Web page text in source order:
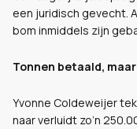
een juridisch gevecht.
bom inmiddels zijn
Tonnen betaald,
Yvonne Coldeweijer
naar verluidt zo’n